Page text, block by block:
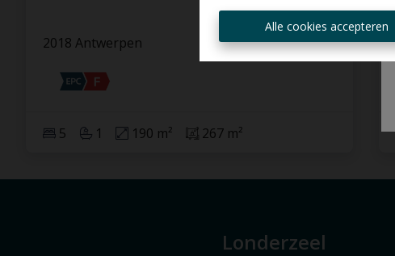
Alle cookies accepteren
2018 Antwerpen
5 1 190 m² 267 m²
Londerzeel